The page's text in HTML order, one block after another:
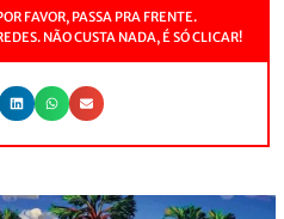
FAVOR, PASSA PRA FRENTE.
NÃO CUSTA NADA, É SÓ CLICAR!